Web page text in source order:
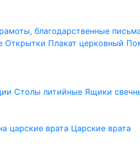
благодарственные
Открытки Плакат церковный
Столы литийные Ящики
царские врата Царские врата